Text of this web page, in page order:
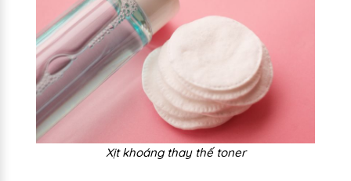
Xịt khoáng thay thế toner